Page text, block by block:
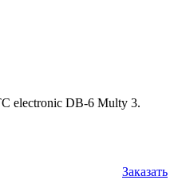
electronic DB-6 Multy 3.
Заказать